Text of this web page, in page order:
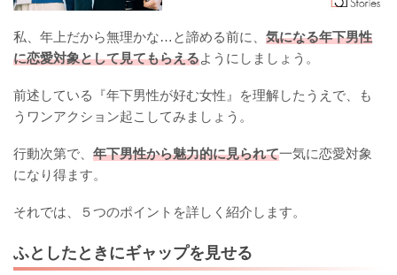
私、年上だから無理かな…と諦める前に、 気になる年下男性
に恋愛対象として見てもらえるようにしましょう。
前述している『年下男性が好む女性』を理解したうえで、も
うワンアクション起こしてみましょう。
行動次第で、 年下男性から魅力的に見られて一気に恋愛対象
になり得ます。
それでは、５つのポイントを詳しく紹介します。
ふとしたときにギャップを見せる